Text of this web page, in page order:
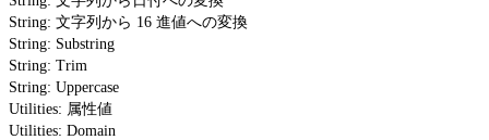
String: 文字列から 16 進値への変換
String: Substring
String: Trim
String: Uppercase
Utilities: 属性値
Utilities: Domain